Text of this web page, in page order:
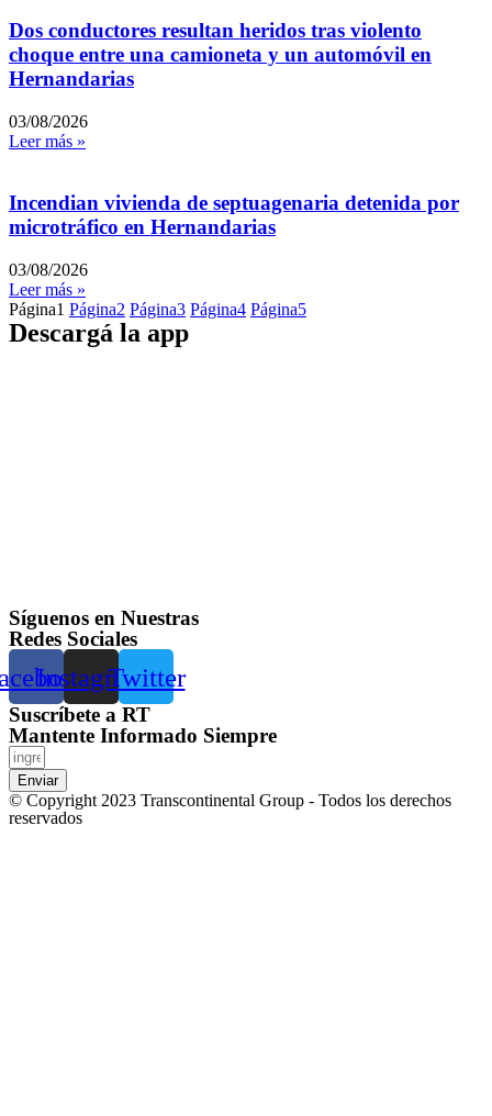
Dos conductores resultan heridos tras violento
choque entre una camioneta y un automóvil en
Hernandarias
03/08/2026
Leer más »
Incendian vivienda de septuagenaria detenida por
microtráfico en Hernandarias
03/08/2026
Leer más »
Página1 Página2 Página3 Página4 Página5
Descargá la app
Síguenos en Nuestras
Redes Sociales
InstagramTwitter
Suscríbete a RT
Mantente Informado Siempre
Enviar
© Copyright 2023 Transcontinental Group - Todos los derechos
reservados